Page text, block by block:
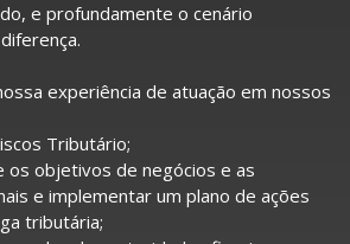
e profundamente o cenário
experiência de atuação em nossos
Tributário;
os objetivos de negócios e as
e implementar um plano de ações
tributária;